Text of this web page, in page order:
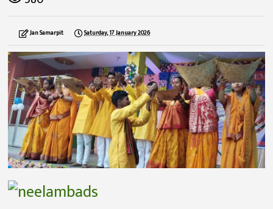
Jan Samarpit Saturday, 17 January 2026